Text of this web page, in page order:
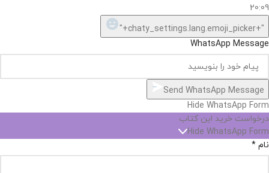
نیست,
شاید
بتونیم
تهیه
Open
chaty
Hide
chaty
ارسال پیام در واتساپ
کارشناس فروش
سلام, چطور میتونم کمکتون کنم؟